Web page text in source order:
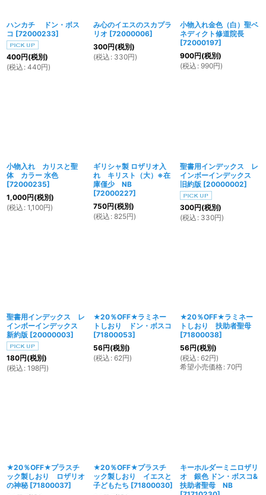
ハンカチ ドン・ボス
コ [72000233]
400円(税別)
(税込 : 440円)
み心のイエスのスカプラ
リオ [72000006]
300円(税別)
(税込 : 330円)
小物入れ金色（白）聖ベ
ネディクト修道院長
[72000197]
900円(税別)
(税込 : 990円)
小物入れ カリスと聖
体 カラー 水色
[72000235]
1,000円(税別)
(税込 : 1,100円)
ギリシャ製 ロザリオ入
れ キリスト（大）※在
庫僅少 NB
[72000227]
750円(税別)
(税込 : 825円)
聖書用インデックス レ
インボーインデックス
旧約版 [20000002]
300円(税別)
(税込 : 330円)
聖書用インデックス レ
インボーインデックス
新約版 [20000003]
180円(税別)
(税込 : 198円)
★20％OFF★ラミネー
トしおり ドン・ボスコ
[71800053]
56円(税別)
(税込 : 62円)
★20％OFF★ラミネー
トしおり 扶助者聖母
[71800038]
56円(税別)
(税込 : 62円)
希望小売価格: 70円
★20％OFF★プラスチ
ック製しおり ロザリオ
の神秘 [71800037]
★20％OFF★プラスチ
ック製しおり イエスと
子どもたち [71800030]
キーホルダーミニロザリ
オ 銀色 ドン・ボスコ&
扶助者聖母 NB